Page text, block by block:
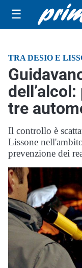
☰
TRA DESIO E
tre
Il controllo è
Lissone
prevenzione dei